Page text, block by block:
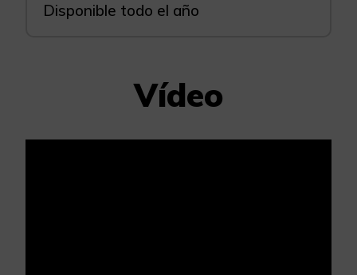
Disponible todo el año
Vídeo